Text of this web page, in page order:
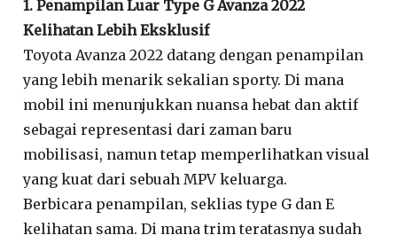
1. Penampilan Luar Type G Avanza 2022
Kelihatan Lebih Eksklusif
Toyota Avanza 2022 datang dengan penampilan
yang lebih menarik sekalian sporty. Di mana
mobil ini menunjukkan nuansa hebat dan aktif
sebagai representasi dari zaman baru
mobilisasi, namun tetap memperlihatkan visual
yang kuat dari sebuah MPV keluarga.
Berbicara penampilan, seklias type G dan E
kelihatan sama. Di mana trim teratasnya sudah